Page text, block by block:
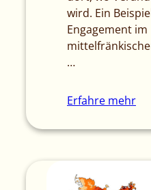
wird. Ein
Engagement im
…
Erfahre mehr